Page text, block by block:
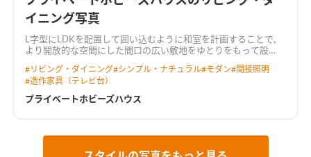
イニング写真
L字型にLDKを配置して囲い込むように和室を計画することで、
より開放的な空間にした 間口の広い敷地をゆとりをもって設
線とした。 LDKからは中庭が望め、植栽が四季の移ろいを感じ
させてくれる。 2階にご夫婦で使えるホビールームを設置し、コ
ロナ禍でのお家時間の充実や、リモートワークなど多岐に渡り
を演出しました。 カーテンボックスを造作し、カーテンレール
を隠すことによって、生活感を感じさせない工夫も施していま
#リビング・ダイニング#シンプル・ナチュラル#モダン#間接照明
#造作家具（テレビ台）
プライベートホビーズハウス